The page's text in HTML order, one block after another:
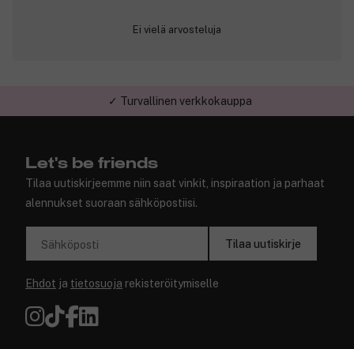
Ei vielä arvosteluja
✓ Turvallinen verkkokauppa
Let's be friends
Tilaa uutiskirjeemme niin saat vinkit, inspiraation ja parhaat
alennukset suoraan sähköpostiisi.
Sähköposti Tilaa uutiskirje
Ehdot ja tietosuoja rekisteröitymiselle